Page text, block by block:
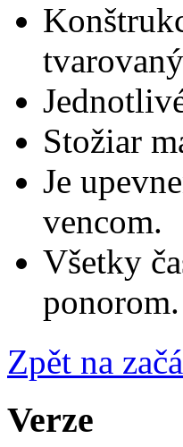
Stožiar
Je
vencom.
Všetky
ponorom.
Zpět na
Verze